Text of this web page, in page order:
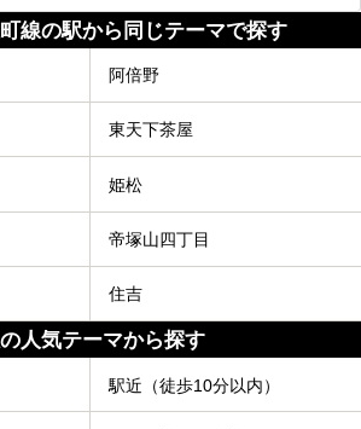
線の駅から同じテーマで探す
阿倍野
東天下茶屋
姫松
帝塚山四丁目
住吉
人気テーマから探す
駅近（徒歩10分以内）